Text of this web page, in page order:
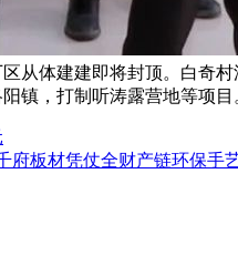
从体建建即将封顶。白奇
镇，打制听涛露营地等项目
府板材凭仗全财产链环保手